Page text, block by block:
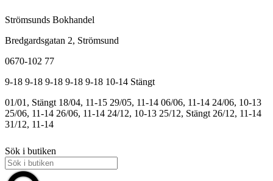
Strömsunds Bokhandel
Bredgardsgatan 2, Strömsund
0670-102 77
9-18 9-18 9-18 9-18 9-18 10-14 Stängt
01/01, Stängt 18/04, 11-15 29/05, 11-14 06/06, 11-14 24/06, 10-13
25/06, 11-14 26/06, 11-14 24/12, 10-13 25/12, Stängt 26/12, 11-14
31/12, 11-14
Sök i butiken